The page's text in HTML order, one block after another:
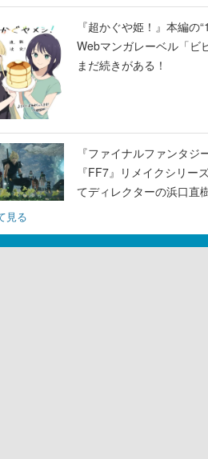
『超かぐや姫！』本編
Webマンガレーベル「ビ
まだ続きがある！
『ファイナルファンタ
『FF7』リメイクシリー
てディレクターの浜口直
見る